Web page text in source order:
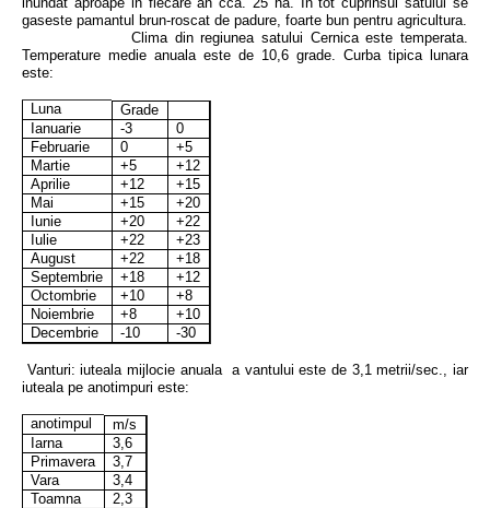
gaseste pamantul brun-roscat de padure, foarte bun pentru agricultura.
Clima din regiunea satului Cernica este temperata.
Temperature medie anuala este de 10,6 grade. Curba tipica lunara
este:
Luna
Grade
Ianuarie
-3
0
Februarie
0
+5
Martie
+5
+12
Aprilie
+12
+15
Mai
+15
+20
Iunie
+20
+22
Iulie
+22
+23
August
+22
+18
Septembrie
+18
+12
Octombrie
+10
+8
Noiembrie
+8
+10
Decembrie
-10 -30
Vanturi: iuteala mijlocie anuala a vantului este de 3,1 metrii/sec., iar
iuteala pe anotimpuri este:
anotimpul
m/s
Iarna
3,6
Primavera
3,7
Vara
3,4
Toamna
2,3